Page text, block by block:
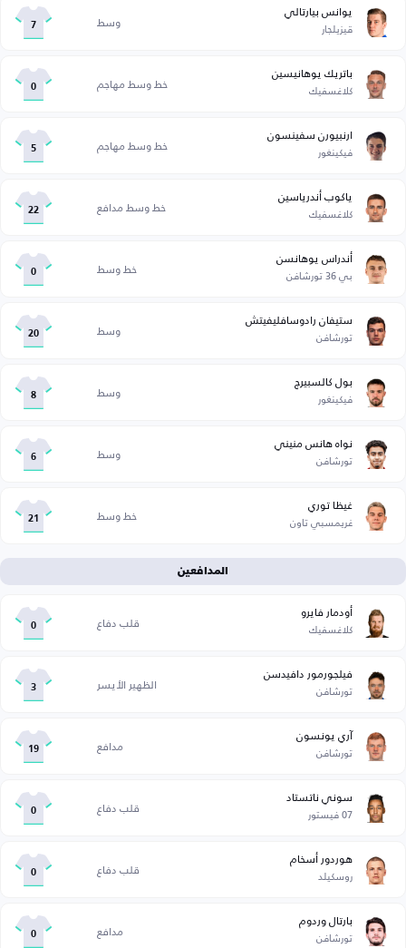
يوانس بيارتالي
قيزيلجار وسط 7
باتريك يوهانيسين
كلاغسفيك خط وسط مهاجم 0
ارنبيورن سفينسون
فيكينغور خط وسط مهاجم 5
ياكوب أندرياسين
كلاغسفيك خط وسط مدافع 22
أندراس يوهانسن
بي 36 تورشافن خط وسط 0
ستيفان رادوسافليفيتش
تورشافن وسط 20
بول كالسبيرج
فيكينغور وسط 8
نواه هانس منيني
تورشافن وسط 6
غيظا توري
غريمسبي تاون خط وسط 21
المدافعين
أودمار فايرو
كلاغسفيك قلب دفاع 0
فيلجورمور دافيدسن
تورشافن الظهير الأيسر 3
آري يونسون
تورشافن مدافع 19
سوني ناتستاد
07 فيستور قلب دفاع 0
هوردور أسخام
روسكيلد قلب دفاع 0
بارتال وردوم
تورشافن مدافع 0